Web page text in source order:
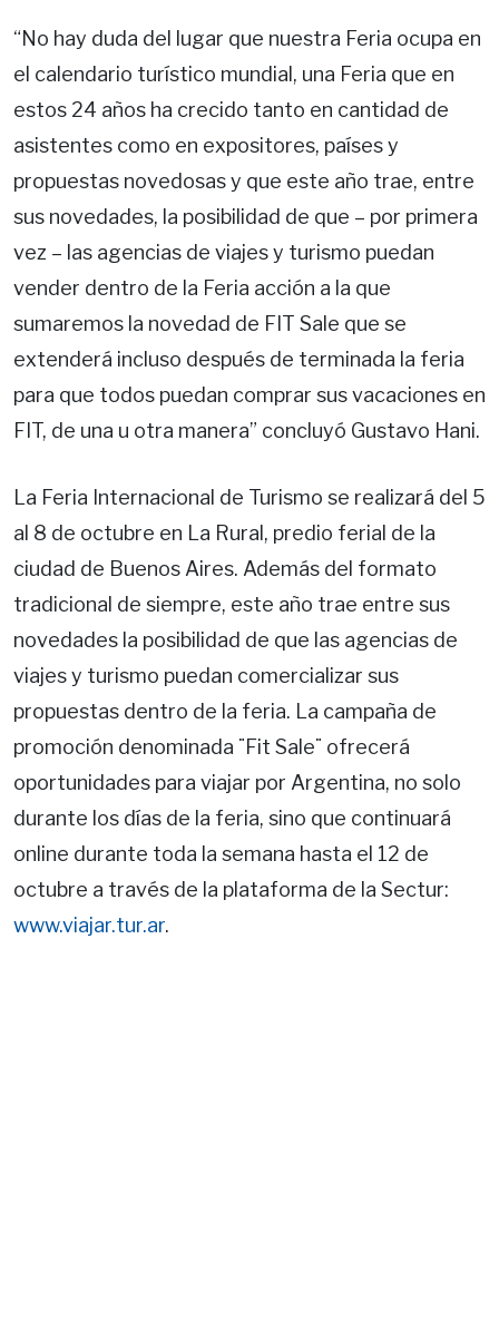
“No hay duda del lugar que nuestra Feria ocupa en
el calendario turístico mundial, una Feria que en
estos 24 años ha crecido tanto en cantidad de
asistentes como en expositores, países y
propuestas novedosas y que este año trae, entre
sus novedades, la posibilidad de que – por primera
vez – las agencias de viajes y turismo puedan
vender dentro de la Feria acción a la que
sumaremos la novedad de FIT Sale que se
extenderá incluso después de terminada la feria
para que todos puedan comprar sus vacaciones en
FIT, de una u otra manera” concluyó Gustavo Hani.
La Feria Internacional de Turismo se realizará del 5
al 8 de octubre en La Rural, predio ferial de la
ciudad de Buenos Aires. Además del formato
tradicional de siempre, este año trae entre sus
novedades la posibilidad de que las agencias de
viajes y turismo puedan comercializar sus
propuestas dentro de la feria. La campaña de
promoción denominada ¨Fit Sale¨ ofrecerá
oportunidades para viajar por Argentina, no solo
durante los días de la feria, sino que continuará
online durante toda la semana hasta el 12 de
octubre a través de la plataforma de la Sectur:
www.viajar.tur.ar.